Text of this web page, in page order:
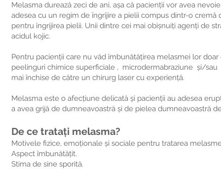
Melasma durează zeci de ani, așa că pacienții vor avea
adesea cu un regim de îngrijire a pielii compus dintr-o
pentru îngrijirea pielii. Unii dintre cei mai obișnuiți agenți de
acidul kojic.
Pentru pacienții care nu văd îmbunătățirea melasmei lor
peelinguri chimice superficiale , microdermabraziune și/
mai închise de către un chirurg laser cu experiență.
Melasma este o afecțiune delicată și pacienții au adesea
a avea grijă de dumneavoastră și de pielea dumneavoastră
De ce tratați melasma?
Motivele fizice, emoționale și sociale pentru tratarea
Aspect îmbunătățit.
Stima de sine sporită.